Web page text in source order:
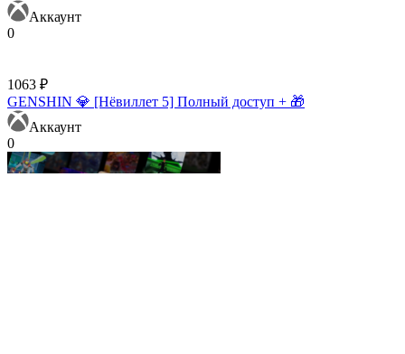
Аккаунт
0
1063 ₽
GENSHIN 💎 [Нёвиллет 5] Полный доступ + 🎁
Аккаунт
0